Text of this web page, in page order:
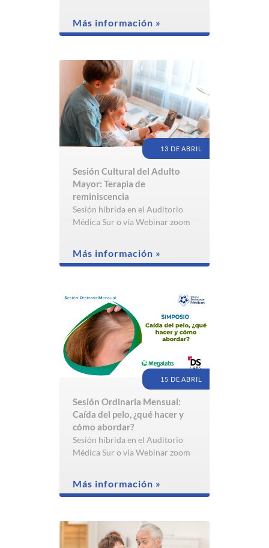
Más información »
13 DE ABRIL
Sesión Cultural del Adulto
Mayor: Terapia de
reminiscencia
Sesión híbrida en el Auditorio
Médica Sur o vía Webinar zoom
Más información »
15 DE ABRIL
Sesión Ordinaria Mensual:
Caída del pelo, ¿qué hacer y
cómo abordar?
Sesión híbrida en el Auditorio
Médica Sur o vía Webinar zoom
Más información »